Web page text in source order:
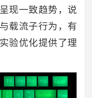
现一致趋势，说
载流子行为，有
验优化提供了理